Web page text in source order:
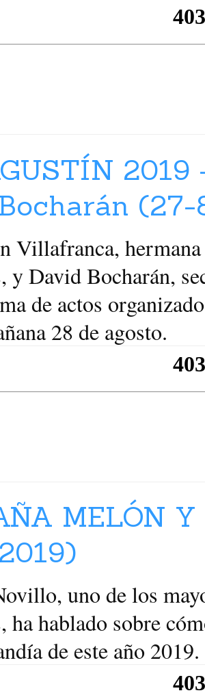
Villafranca,
y David Bocharán,
de actos
28 de agosto.
MELÓN
uno de los
ha hablado sobre
de este año 2019.